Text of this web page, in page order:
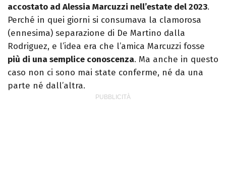
accostato ad Alessia Marcuzzi nell’estate del 2023.
Perché in quei giorni si consumava la clamorosa
(ennesima) separazione di De Martino dalla
Rodriguez, e l’idea era che l’amica Marcuzzi fosse
più di una semplice conoscenza. Ma anche in questo
caso non ci sono mai state conferme, né da una
parte né dall’altra.